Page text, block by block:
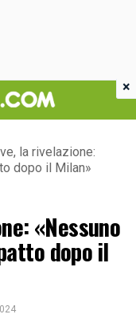
la rivelazione:
dopo il Milan»
«Nessuno
dopo il
×